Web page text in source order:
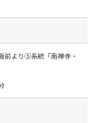
より⑤系統「南禅寺・